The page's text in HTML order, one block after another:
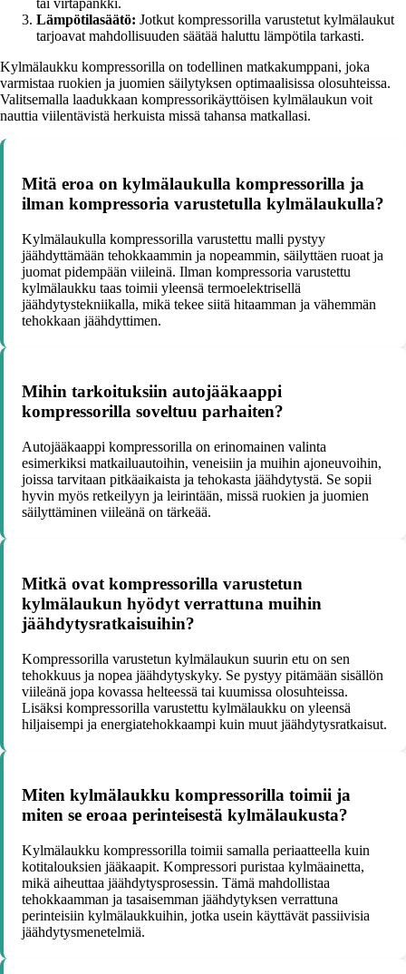
tai virtapankki.
Lämpötilasäätö: Jotkut kompressorilla varustetut kylmälaukut
tarjoavat mahdollisuuden säätää haluttu lämpötila tarkasti.
Kylmälaukku kompressorilla on todellinen matkakumppani, joka
varmistaa ruokien ja juomien säilytyksen optimaalisissa olosuhteissa.
Valitsemalla laadukkaan kompressorikäyttöisen kylmälaukun voit
nauttia viilentävistä herkuista missä tahansa matkallasi.
Mitä eroa on kylmälaukulla kompressorilla ja
ilman kompressoria varustetulla kylmälaukulla?
Kylmälaukulla kompressorilla varustettu malli pystyy
jäähdyttämään tehokkaammin ja nopeammin, säilyttäen ruoat ja
juomat pidempään viileinä. Ilman kompressoria varustettu
kylmälaukku taas toimii yleensä termoelektrisellä
jäähdytystekniikalla, mikä tekee siitä hitaamman ja vähemmän
tehokkaan jäähdyttimen.
Mihin tarkoituksiin autojääkaappi
kompressorilla soveltuu parhaiten?
Autojääkaappi kompressorilla on erinomainen valinta
esimerkiksi matkailuautoihin, veneisiin ja muihin ajoneuvoihin,
joissa tarvitaan pitkäaikaista ja tehokasta jäähdytystä. Se sopii
hyvin myös retkeilyyn ja leirintään, missä ruokien ja juomien
säilyttäminen viileänä on tärkeää.
Mitkä ovat kompressorilla varustetun
kylmälaukun hyödyt verrattuna muihin
jäähdytysratkaisuihin?
Kompressorilla varustetun kylmälaukun suurin etu on sen
tehokkuus ja nopea jäähdytyskyky. Se pystyy pitämään sisällön
viileänä jopa kovassa helteessä tai kuumissa olosuhteissa.
Lisäksi kompressorilla varustettu kylmälaukku on yleensä
hiljaisempi ja energiatehokkaampi kuin muut jäähdytysratkaisut.
Miten kylmälaukku kompressorilla toimii ja
miten se eroaa perinteisestä kylmälaukusta?
Kylmälaukku kompressorilla toimii samalla periaatteella kuin
kotitalouksien jääkaapit. Kompressori puristaa kylmäainetta,
mikä aiheuttaa jäähdytysprosessin. Tämä mahdollistaa
tehokkaamman ja tasaisemman jäähdytyksen verrattuna
perinteisiin kylmälaukkuihin, jotka usein käyttävät passiivisia
jäähdytysmenetelmiä.